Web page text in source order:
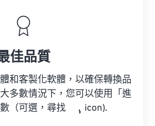
佳品質
和客製化軟體，以確保轉換品
多數情況下，您可以使用「進
（可選，尋找
icon).